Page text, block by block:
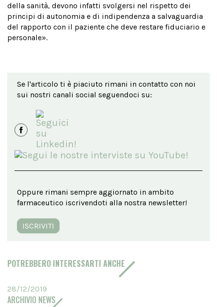
della sanità, devono infatti svolgersi nel rispetto dei
principi di autonomia e di indipendenza a salvaguardia
del rapporto con il paziente che deve restare fiduciario e
personale».
Se l'articolo ti è piaciuto rimani in contatto con noi
sui nostri canali social seguendoci su:
Oppure rimani sempre aggiornato in ambito
farmaceutico iscrivendoti alla nostra newsletter!
ISCRIVITI
POTREBBERO INTERESSARTI ANCHE
28/12/2019
ARCHIVIO NEWS